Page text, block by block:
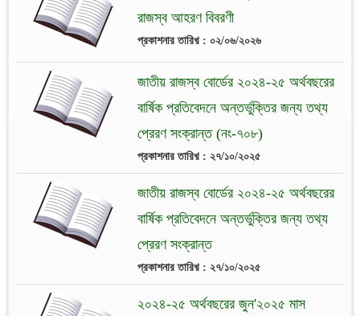
রাজস্ব আহরণ বিবরণী
প্রকাশনার তারিখ় : ০২/০৬/২০২৬
জাতীয় রাজস্ব বোর্ডের ২০২৪-২৫ অর্থবছরের
বার্ষিক প্রতিবেদনে অন্তর্ভুক্তির জন্য তথ্য
প্রেরণ সংক্রান্ত (নং-৭০৮)
প্রকাশনার তারিখ় : ২৭/১০/২০২৫
জাতীয় রাজস্ব বোর্ডের ২০২৪-২৫ অর্থবছরের
বার্ষিক প্রতিবেদনে অন্তর্ভুক্তির জন্য তথ্য
প্রেরণ সংক্রান্ত
প্রকাশনার তারিখ় : ২৭/১০/২০২৫
২০২৪-২৫ অর্থবছরের জুন'২০২৫ মাস